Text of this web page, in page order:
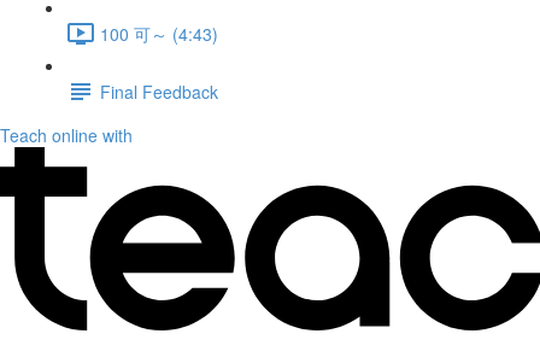
100 可～ (4:43)
Final Feedback
Teach online with